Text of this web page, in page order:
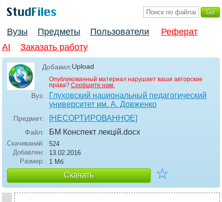
Вузы Предметы Пользователи
Реферат
AI
Заказать работу
Добавил:Upload
Опубликованный материал нарушает ваши авторские
права? Сообщите нам.
Вуз:
Глуховский национальный педагогический
университет им. А. Довженко
Предмет: [НЕСОРТИРОВАННОЕ]
Файл: БМ Конспект лекцій.docx
Скачиваний:
524
Добавлен:
13.02.2016
Размер:
1 Мб
Скачать ☆